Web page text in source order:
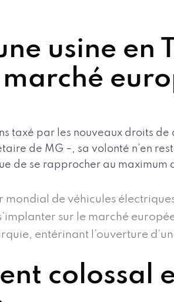
usine en
taxé par les nouveaux droits
de MG –, sa volonté n’en
de se rapprocher au maximum
mondial de véhicules
sur le marché
entérinant l’ouverture
colossal